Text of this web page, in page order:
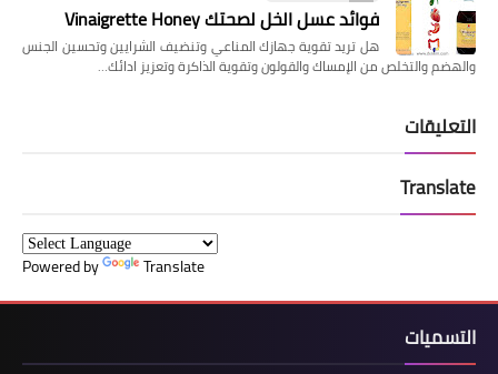
فوائد عسل الخل لصحتك Vinaigrette Honey
هل تريد تقوية جهازك المناعي وتنضيف الشرايين وتحسين الجنس
والهضم والتخلص من الإمساك والقولون وتقوية الذاكرة وتعزيز ادائك…
التعليقات
Translate
Powered by Translate
التسميات